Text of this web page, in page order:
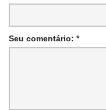
Seu comentário: *